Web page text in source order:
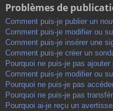
Problèmes de
Comment puis-je publier un
Comment puis-je modifier ou
Comment puis-je insérer une
Comment puis-je créer un
Pourquoi ne puis-je pas
Comment puis-je modifier ou
Pourquoi ne puis-je pas
Pourquoi ne puis-je pas
Pourquoi ai-je reçu un